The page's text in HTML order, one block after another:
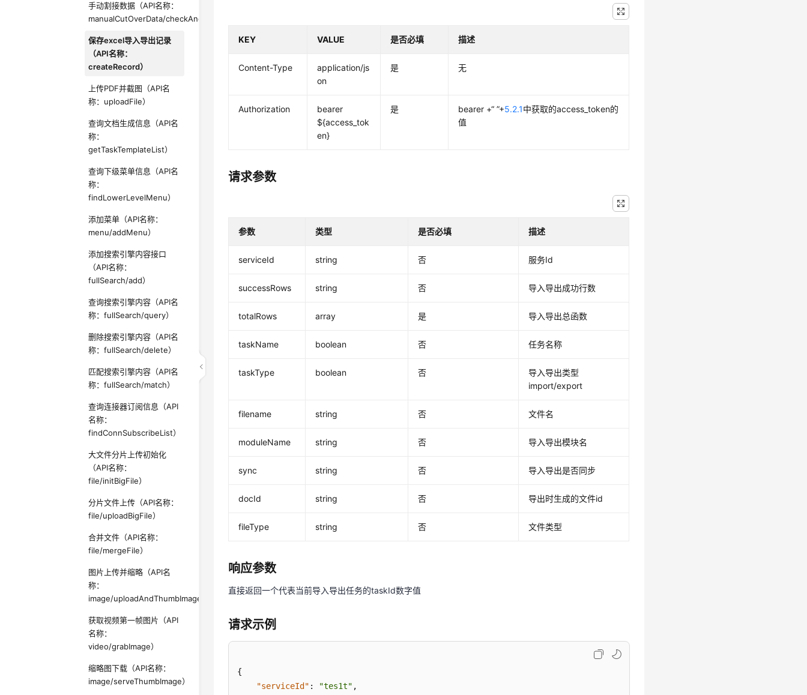
手动割接数据（API名称：
manualCutOverData/checkAndCutOver）
保存excel导入导出记录
（API名称：
createRecord）
上传PDF并截图（API名
称：uploadFile）
查询文档生成信息（API名
称：
getTaskTemplateList）
查询下级菜单信息（API名
称：
findLowerLevelMenu）
添加菜单（API名称：
menu/addMenu）
添加搜索引擎内容接口
（API名称：
fullSearch/add）
查询搜索引擎内容（API名
称：fullSearch/query）
删除搜索引擎内容（API名
称：fullSearch/delete）
匹配搜索引擎内容（API名
称：fullSearch/match）
查询连接器订阅信息（API
名称：
findConnSubscribeList）
大文件分片上传初始化
（API名称：
file/initBigFile）
分片文件上传（API名称：
file/uploadBigFile）
合并文件（API名称：
file/mergeFile）
图片上传并缩略（API名
称：
image/uploadAndThumbImage）
获取视频第一帧图片（API
名称：
video/grabImage）
缩略图下载（API名称：
image/serveThumbImage）
KEY VALUE 是否必填 描述
Content-Type
application/js
on
是 无
Authorization
bearer
${access_tok
en}
是 bearer +“ ”+5.2.1中获取的access_token的
值
请求参数
参数 类型 是否必填 描述
serviceId string 否 服务Id
successRows string 否 导入导出成功行数
totalRows array 是 导入导出总函数
taskName boolean 否 任务名称
taskType boolean 否
导入导出类型
import/export
filename string 否 文件名
moduleName string 否 导入导出模块名
sync string 否 导入导出是否同步
docId string 否 导出时生成的文件id
fileType string 否 文件类型
响应参数
直接返回一个代表当前导入导出任务的taskId数字值
请求示例
{
"serviceId" : "tes1t" ,